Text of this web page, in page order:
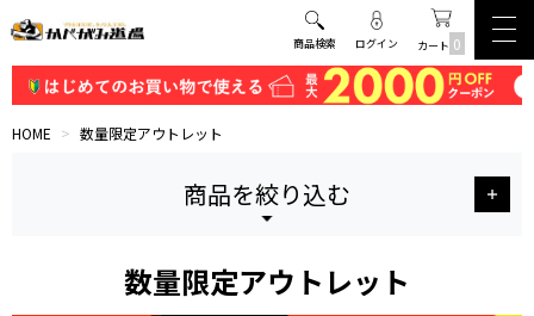
商品検索 ログイン カート 0
HOME > 数量限定アウトレット
商品を絞り込む
数量限定アウトレット